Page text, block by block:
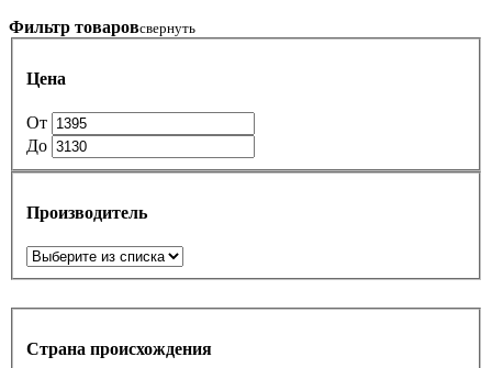
Фильтр товаровсвернуть
Цена
От
До
Производитель
Страна происхождения